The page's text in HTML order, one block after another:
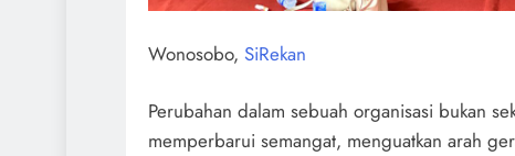
Wonosobo, SiRekan
Perubahan dalam sebuah organisasi bukan
memperbarui semangat, menguatkan arah